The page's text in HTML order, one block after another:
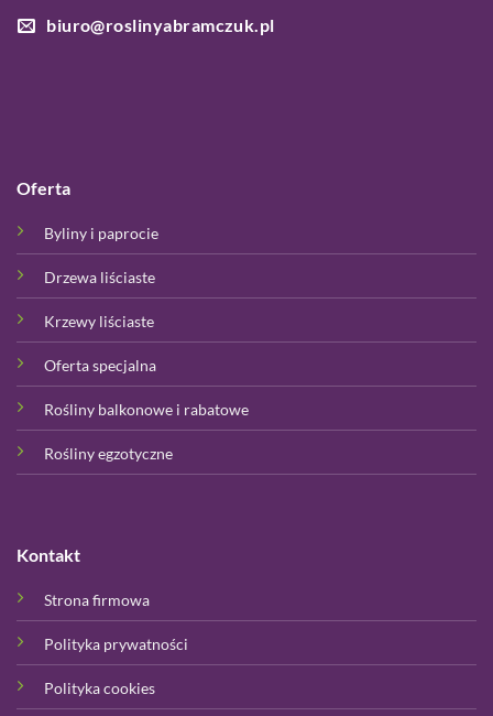
biuro@roslinyabramczuk.pl
Oferta
Byliny i paprocie
Drzewa liściaste
Krzewy liściaste
Oferta specjalna
Rośliny balkonowe i rabatowe
Rośliny egzotyczne
Kontakt
Strona firmowa
Polityka prywatności
Polityka cookies